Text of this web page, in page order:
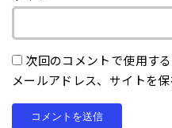
次回のコメントで使用す
メールアドレス、サイトを保